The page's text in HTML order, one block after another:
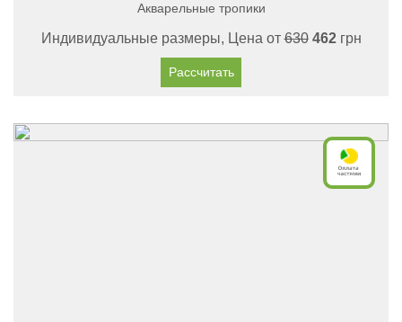
Акварельные тропики
Индивидуальные размеры, Цена от630 462грн
Рассчитать